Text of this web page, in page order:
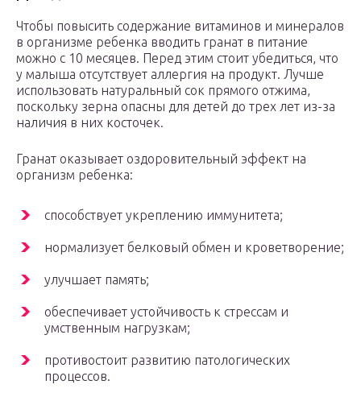
Чтобы повысить содержание витаминов и минералов
в организме ребенка вводить гранат в питание
можно с 10 месяцев. Перед этим стоит убедиться, что
у малыша отсутствует аллергия на продукт. Лучше
использовать натуральный сок прямого отжима,
поскольку зерна опасны для детей до трех лет из-за
наличия в них косточек.
Гранат оказывает оздоровительный эффект на
организм ребенка:
способствует укреплению иммунитета;
нормализует белковый обмен и кроветворение;
улучшает память;
обеспечивает устойчивость к стрессам и
умственным нагрузкам;
противостоит развитию патологических
процессов.